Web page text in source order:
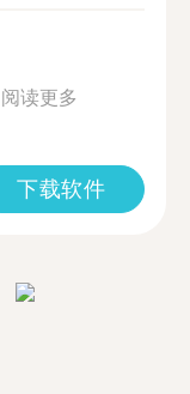
阅读更多
下载软件